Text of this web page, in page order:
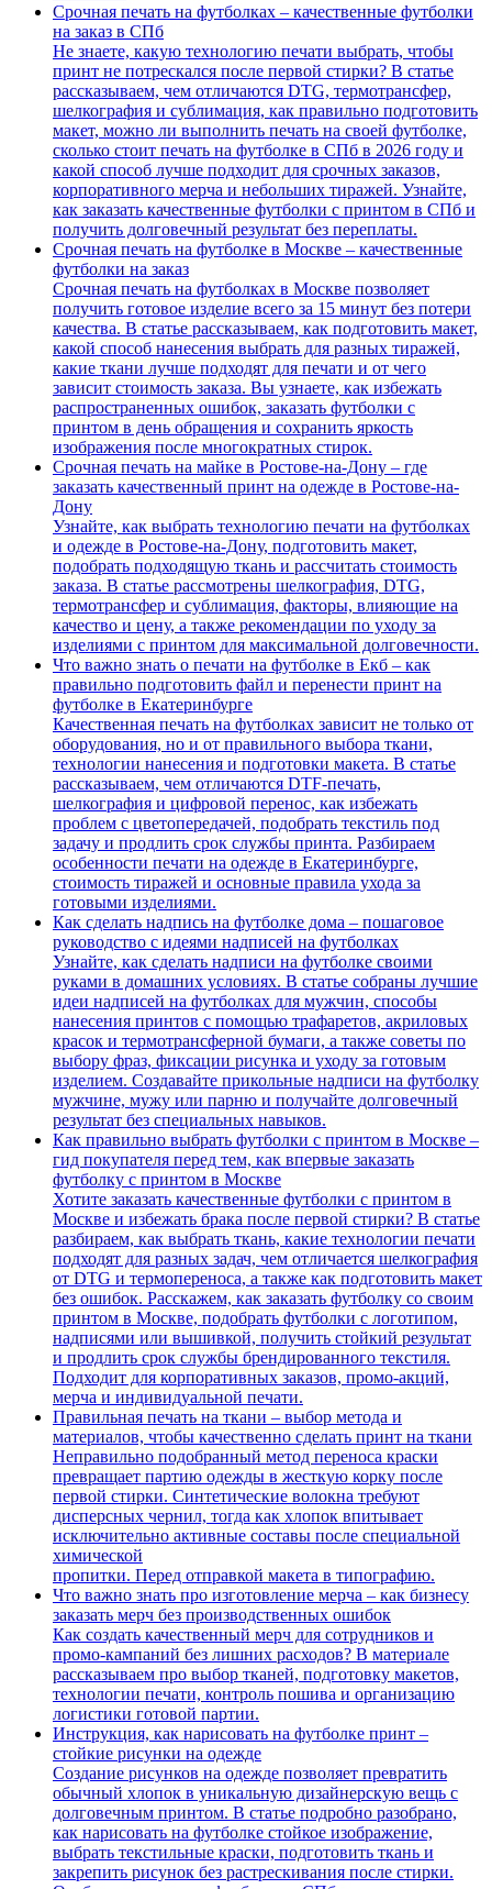
Срочная печать на футболках – качественные футболки
на заказ в СПб
Не знаете, какую технологию печати выбрать, чтобы
принт не потрескался после первой стирки? В статье
рассказываем, чем отличаются DTG, термотрансфер,
шелкография и сублимация, как правильно подготовить
макет, можно ли выполнить печать на своей футболке,
сколько стоит печать на футболке в СПб в 2026 году и
какой способ лучше подходит для срочных заказов,
корпоративного мерча и небольших тиражей. Узнайте,
как заказать качественные футболки с принтом в СПб и
получить долговечный результат без переплаты.
Срочная печать на футболке в Москве – качественные
футболки на заказ
Срочная печать на футболках в Москве позволяет
получить готовое изделие всего за 15 минут без потери
качества. В статье рассказываем, как подготовить макет,
какой способ нанесения выбрать для разных тиражей,
какие ткани лучше подходят для печати и от чего
зависит стоимость заказа. Вы узнаете, как избежать
распространенных ошибок, заказать футболки с
принтом в день обращения и сохранить яркость
изображения после многократных стирок.
Срочная печать на майке в Ростове-на-Дону – где
заказать качественный принт на одежде в Ростове-на-
Дону
Узнайте, как выбрать технологию печати на футболках
и одежде в Ростове-на-Дону, подготовить макет,
подобрать подходящую ткань и рассчитать стоимость
заказа. В статье рассмотрены шелкография, DTG,
термотрансфер и сублимация, факторы, влияющие на
качество и цену, а также рекомендации по уходу за
изделиями с принтом для максимальной долговечности.
Что важно знать о печати на футболке в Екб – как
правильно подготовить файл и перенести принт на
футболке в Екатеринбурге
Качественная печать на футболках зависит не только от
оборудования, но и от правильного выбора ткани,
технологии нанесения и подготовки макета. В статье
рассказываем, чем отличаются DTF-печать,
шелкография и цифровой перенос, как избежать
проблем с цветопередачей, подобрать текстиль под
задачу и продлить срок службы принта. Разбираем
особенности печати на одежде в Екатеринбурге,
стоимость тиражей и основные правила ухода за
готовыми изделиями.
Как сделать надпись на футболке дома – пошаговое
руководство с идеями надписей на футболках
Узнайте, как сделать надписи на футболке своими
руками в домашних условиях. В статье собраны лучшие
идеи надписей на футболках для мужчин, способы
нанесения принтов с помощью трафаретов, акриловых
красок и термотрансферной бумаги, а также советы по
выбору фраз, фиксации рисунка и уходу за готовым
изделием. Создавайте прикольные надписи на футболку
мужчине, мужу или парню и получайте долговечный
результат без специальных навыков.
Как правильно выбрать футболки с принтом в Москве –
гид покупателя перед тем, как впервые заказать
футболку с принтом в Москве
Хотите заказать качественные футболки с принтом в
Москве и избежать брака после первой стирки? В статье
разбираем, как выбрать ткань, какие технологии печати
подходят для разных задач, чем отличается шелкография
от DTG и термопереноса, а также как подготовить макет
без ошибок. Расскажем, как заказать футболку со своим
принтом в Москве, подобрать футболки с логотипом,
надписями или вышивкой, получить стойкий результат
и продлить срок службы брендированного текстиля.
Подходит для корпоративных заказов, промо-акций,
мерча и индивидуальной печати.
Правильная печать на ткани – выбор метода и
материалов, чтобы качественно сделать принт на ткани
Неправильно подобранный метод переноса краски
превращает партию одежды в жесткую корку после
первой стирки. Синтетические волокна требуют
дисперсных чернил, тогда как хлопок впитывает
исключительно активные составы после специальной
химической
пропитки. Перед отправкой макета в типографию.
Что важно знать про изготовление мерча – как бизнесу
заказать мерч без производственных ошибок
Как создать качественный мерч для сотрудников и
промо-кампаний без лишних расходов? В материале
рассказываем про выбор тканей, подготовку макетов,
технологии печати, контроль пошива и организацию
логистики готовой партии.
Инструкция, как нарисовать на футболке принт –
стойкие рисунки на одежде
Создание рисунков на одежде позволяет превратить
обычный хлопок в уникальную дизайнерскую вещь с
долговечным принтом. В статье подробно разобрано,
как нарисовать на футболке стойкое изображение,
выбрать текстильные краски, подготовить ткань и
закрепить рисунок без растрескивания после стирки.